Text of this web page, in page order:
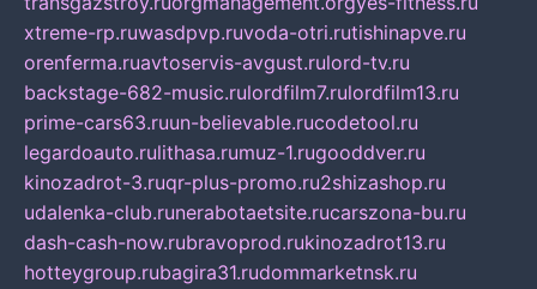
xtreme-rp.ruwasdpvp.ruvoda-otri.rutishinapve.ru
orenferma.ruavtoservis-avgust.rulord-tv.ru
backstage-682-music.rulordfilm7.rulordfilm13.ru
prime-cars63.ruun-believable.rucodetool.ru
legardoauto.rulithasa.rumuz-1.rugooddver.ru
kinozadrot-3.ruqr-plus-promo.ru2shizashop.ru
udalenka-club.runerabotaetsite.rucarszona-bu.ru
dash-cash-now.rubravoprod.rukinozadrot13.ru
hotteygroup.rubagira31.rudommarketnsk.ru